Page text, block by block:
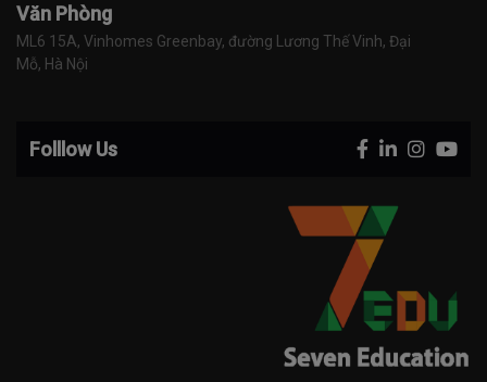
Văn Phòng
ML6 15A, Vinhomes Greenbay, đường Lương Thế Vinh, Đại
Mỗ, Hà Nội
Folllow Us